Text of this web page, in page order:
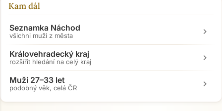
Kam dál
Seznamka Náchod
všichni muži z města chevron_right
Královehradecký kraj
rozšířit hledání na celý kraj chevron_right
Muži 27–33 let
podobný věk, celá ČR chevron_right